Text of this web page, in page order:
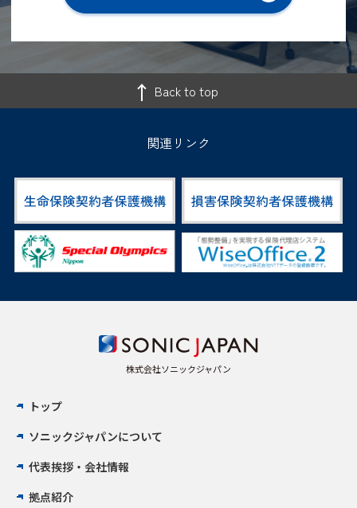
Back to top
関連リンク
株式会社ソニックジャパン
トップ
ソニックジャパンについて
代表挨拶・会社情報
拠点紹介